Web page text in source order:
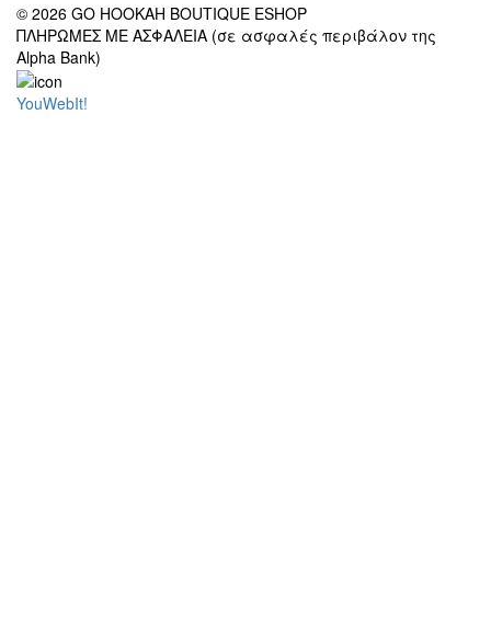
© 2026 GO HOOKAH BOUTIQUE ESHOP
ΠΛΗΡΩΜΕΣ ΜΕ ΑΣΦΑΛΕΙΑ (σε ασφαλές περιβάλον της
Alpha Bank)
YouWebIt!